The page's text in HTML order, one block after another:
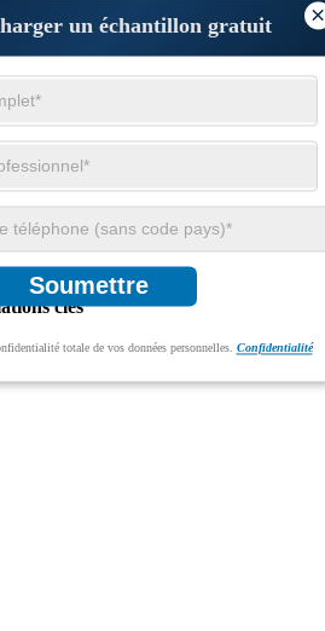
×
un échantillon gratuit
Soumettre
totale de vos données personnelles. Confidentialité
clés